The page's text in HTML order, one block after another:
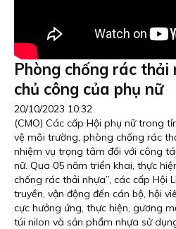
Phòng chống rác
chủ công của phụ nữ
20/10/2023 10:32
(CMO) Các cấp Hội phụ nữ trong
vệ môi trường, phòng chống rác
nhiệm vụ trọng tâm đối với công
nữ. Qua 05 năm triển khai, thực
chống rác thải nhựa”, các cấp Hội
truyền, vận động đến cán bộ, hội
cực hưởng ứng, thực hiện, gương
túi nilon và sản phẩm nhựa sử